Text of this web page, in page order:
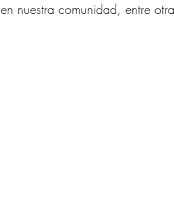
en nuestra comunidad, entre